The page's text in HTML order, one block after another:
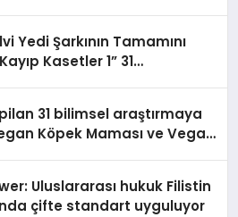
Yedi Şarkının Tamamını
Kasetler 1” 31
31 bilimsel araştırmaya
Köpek Maması ve Vegan
Uluslararası hukuk Filistin
çifte standart uyguluyor